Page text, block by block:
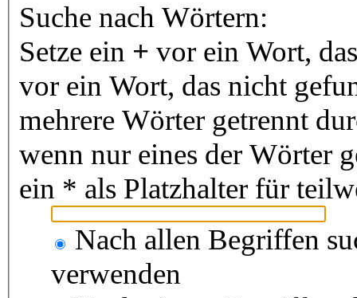
Suche nach Wörtern:
Setze ein + vor ein Wort,
vor ein Wort, das nicht
mehrere Wörter getrennt
wenn nur eines der Wörter
ein * als Platzhalter für
Nach allen Begriffen
verwenden